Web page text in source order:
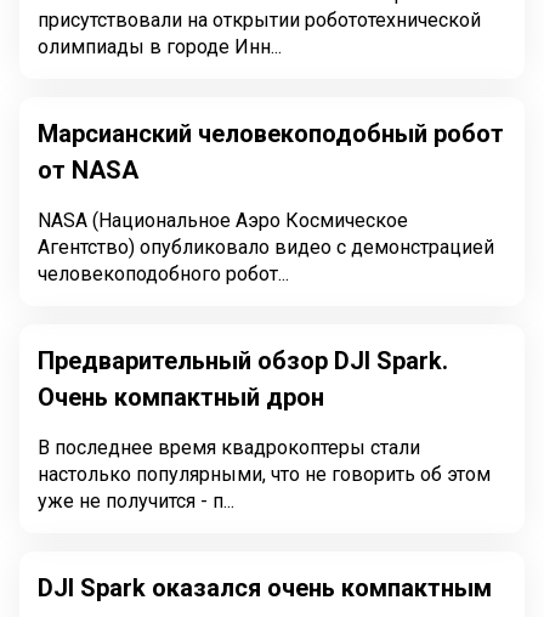
присутствовали на открытии робототехнической
олимпиады в городе Инн...
Марсианский человекоподобный робот
от NASA
NASA (Национальное Аэро Космическое
Агентство) опубликовало видео с демонстрацией
человекоподобного робот...
Предварительный обзор DJI Spark.
Очень компактный дрон
В последнее время квадрокоптеры стали
настолько популярными, что не говорить об этом
уже не получится - п...
DJI Spark оказался очень компактным